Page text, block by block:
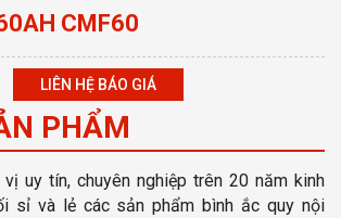
CMF60
LIÊN HỆ BÁO GIÁ
PHẨM
uy tín, chuyên nghiệp trên 20 năm kinh
sỉ và lẻ các sản phẩm bình ắc quy nội